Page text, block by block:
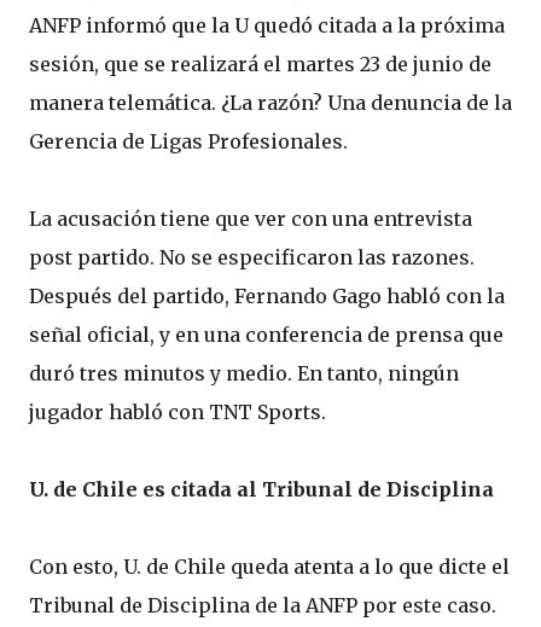
ANFP informó que la U quedó citada a la próxima
sesión, que se realizará el martes 23 de junio de
manera telemática. ¿La razón? Una denuncia de la
Gerencia de Ligas Profesionales.
La acusación tiene que ver con una entrevista
post partido. No se especificaron las razones.
Después del partido, Fernando Gago habló con la
señal oficial, y en una conferencia de prensa que
duró tres minutos y medio. En tanto, ningún
jugador habló con TNT Sports.
U. de Chile es citada al Tribunal de Disciplina
Con esto, U. de Chile queda atenta a lo que dicte el
Tribunal de Disciplina de la ANFP por este caso.